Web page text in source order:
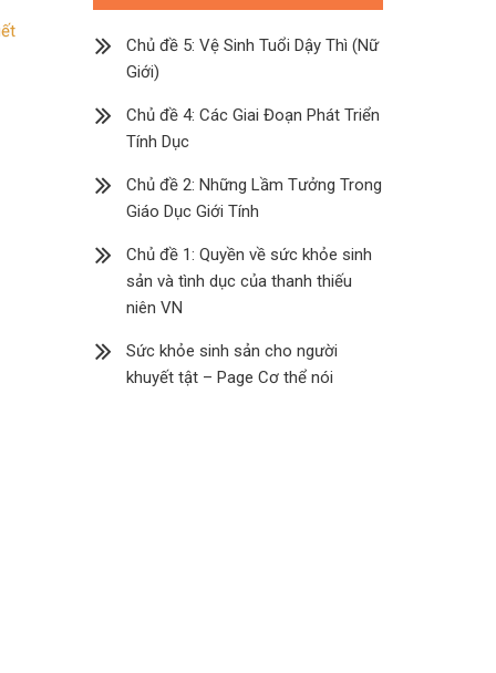
Chủ đề 5: Vệ Sinh Tuổi Dậy Thì (Nữ
Giới)
Chủ đề 4: Các Giai Đoạn Phát Triển
Tính Dục
Chủ đề 2: Những Lầm Tưởng Trong
Giáo Dục Giới Tính
Chủ đề 1: Quyền về sức khỏe sinh
sản và tình dục của thanh thiếu
niên VN
Sức khỏe sinh sản cho người
khuyết tật – Page Cơ thể nói